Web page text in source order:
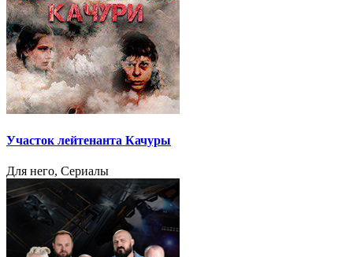
Участок лейтенанта Качуры
Для него, Сериалы